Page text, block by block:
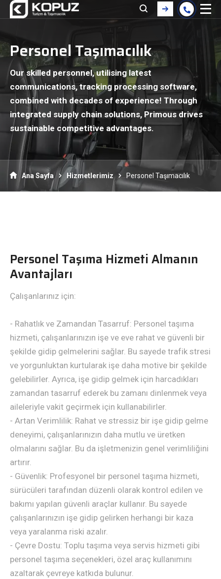
Personel Taşımacılık
Our skilled personnel, utilising latest
communications, tracking processing software,
combined with decades of experience! Through
integrated supply chain solutions, Primous drives
sustainable competitive advantages.
Ana Sayfa Hizmetlerimiz Personel Taşımacılık
Personel Taşıma Hizmeti Almanın
Avantajları
Çalışanlarınız için:
- Rahatlık ve Zamandan Tasarruf: Personel taşıma
hizmeti, çalışanlarınızın işe ve eve rahat ve güvenli bir
şekilde gidip gelmelerini sağlar. Bu sayede trafik stresi
ve yorgunluktan kurtularak işe daha motive bir şekilde
gelebilirler. Ayrıca, işe gidip gelmek için harcadıkları
zamandan tasarruf ederek bu zamanı dinlenmek veya
aileleriyle vakit geçirmek için kullanabilirler.
- Artan Verimlilik: Rahat ve stressiz bir işe gidip gelme
deneyimi, çalışanlarınızın daha mutlu ve üretken
olmalarını sağlar. Bu da işletmenizin genel verimliliğini
artırır.
- Güvenlik: Profesyonel bir personel taşıma hizmeti,
sürücüleri tarafından düzenli olarak kontrol edilen ve
bakımı yapılan güvenli araçlar kullanır. Bu sayede
çalışanlarınızın işe gidip gelirken herhangi bir kaza
veya yaralanma riski azalır.
- Çevre Dostu: Toplu taşıma veya servis hizmeti gibi
personel taşıma seçenekleri, özel araç kullanımını
azaltarak çevreye katkıda bulunur.